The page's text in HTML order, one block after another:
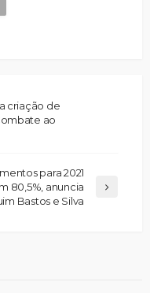
criação de
ao
para 2021
80,5%, anuncia
Bastos e Silva